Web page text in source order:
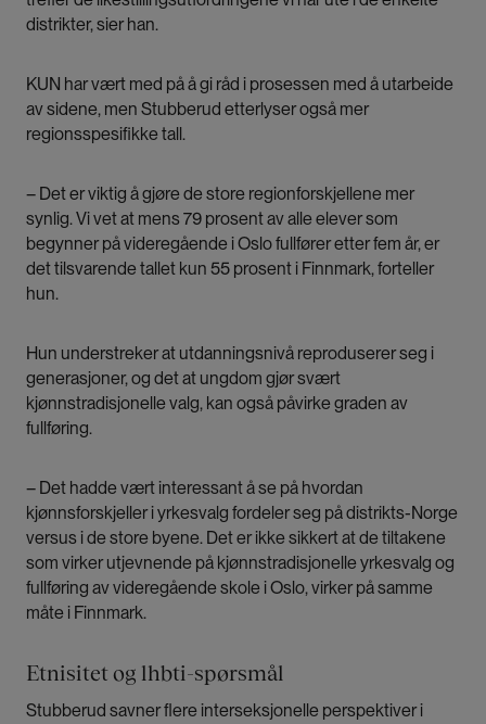
distrikter, sier han.
KUN har vært med på å gi råd i prosessen med å utarbeide
av sidene, men Stubberud etterlyser også mer
regionsspesifikke tall.
– Det er viktig å gjøre de store regionforskjellene mer
synlig. Vi vet at mens 79 prosent av alle elever som
begynner på videregående i Oslo fullfører etter fem år, er
det tilsvarende tallet kun 55 prosent i Finnmark, forteller
hun.
Hun understreker at utdanningsnivå reproduserer seg i
generasjoner, og det at ungdom gjør svært
kjønnstradisjonelle valg, kan også påvirke graden av
fullføring.
– Det hadde vært interessant å se på hvordan
kjønnsforskjeller i yrkesvalg fordeler seg på distrikts-Norge
versus i de store byene. Det er ikke sikkert at de tiltakene
som virker utjevnende på kjønnstradisjonelle yrkesvalg og
fullføring av videregående skole i Oslo, virker på samme
måte i Finnmark.
Etnisitet og lhbti-spørsmål
Stubberud savner flere interseksjonelle perspektiver i